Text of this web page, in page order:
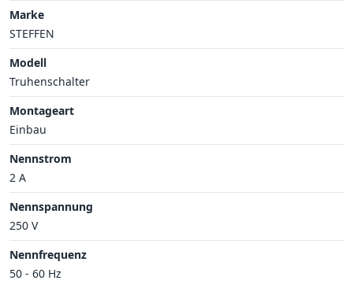
Marke
STEFFEN
Modell
Truhenschalter
Montageart
Einbau
Nennstrom
2 A
Nennspannung
250 V
Nennfrequenz
50 - 60 Hz